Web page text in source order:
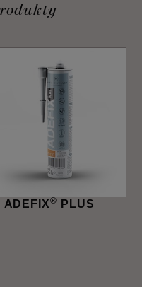
ADEFIX® PLUS